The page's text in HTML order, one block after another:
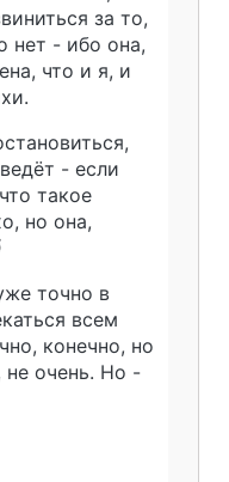
за то,
нет - ибо она,
что и я, и
- если
такое
но она,
точно в
всем
конечно, но
не очень. Но -